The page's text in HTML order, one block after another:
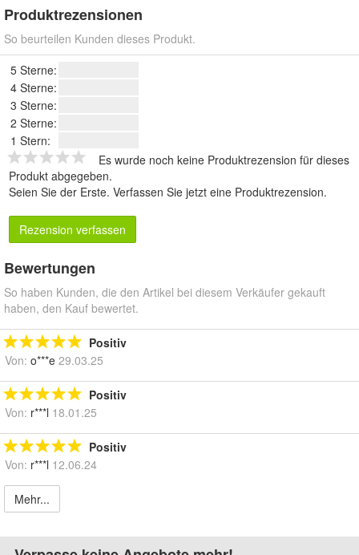
Produktrezensionen
So beurteilen Kunden dieses Produkt.
5 Sterne:
4 Sterne:
3 Sterne:
2 Sterne:
1 Stern:
Es wurde noch keine Produktrezension für dieses
Produkt abgegeben.
Seien Sie der Erste. Verfassen Sie jetzt eine Produktrezension.
Rezension verfassen
Bewertungen
So haben Kunden, die den Artikel bei diesem Verkäufer gekauft
haben, den Kauf bewertet.
Positiv
Von: o***e 29.03.25
Positiv
Von: r***l 18.01.25
Positiv
Von: r***l 12.06.24
Mehr...